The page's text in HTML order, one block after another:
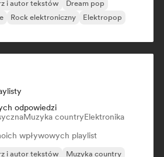
i autor tekstów
Dream pop
Rock elektroniczny
Elektropop
odpowiedzi
Muzyka countryElektronika
wpływowych playlist
i autor tekstów
Muzyka country